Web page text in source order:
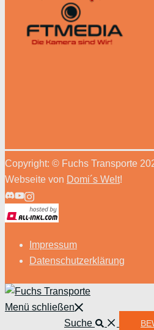
Copyright: © Fuchs Transporte
Webseite von Domi´s Welt!
Impressum
Datenschutzerklärung
Menü schließen
Suche